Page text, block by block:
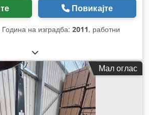
Повикајте
Година на изградба: 2011, работни
Мал оглас